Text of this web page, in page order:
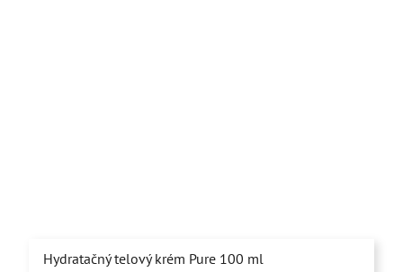
Hydratačný telový krém Pure 100 ml